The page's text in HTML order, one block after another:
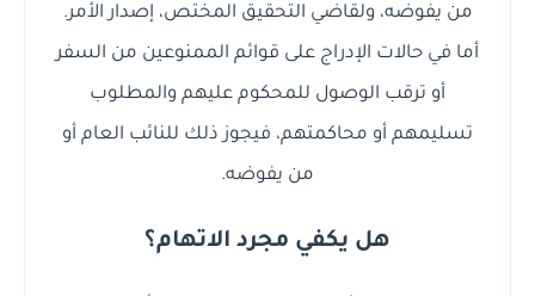
من يفوضه، ولقاضي التحقيق المختص، إصدار الأمر.
أما في حالات الإدراج على قوائم الممنوعين من السفر
أو ترقب الوصول للمحكوم عليهم والمطلوب
تسليمهم أو محاكمتهم، فيجوز ذلك للنائب العام أو
من يفوضه.
هل يكفي مجرد الاتهام؟